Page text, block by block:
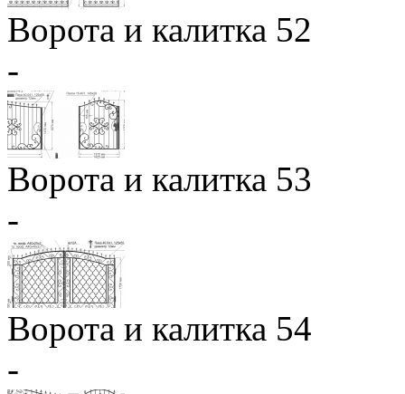
Ворота и калитка 52
-
Ворота и калитка 53
-
Ворота и калитка 54
-